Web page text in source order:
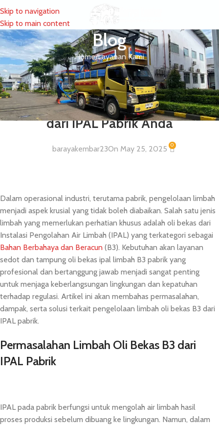
Skip to navigation
Skip to main content
MENU
Blog
Home Layanan Kami
LAYANAN KAMI
Layanan Jasa dan Solusi Efektif
Penanganan Limbah Oli Bekas B3
dari IPAL Pabrik Anda
barayakembar23On May 25, 2025 0
Dalam operasional industri, terutama pabrik, pengelolaan limbah
menjadi aspek krusial yang tidak boleh diabaikan. Salah satu jenis
limbah yang memerlukan perhatian khusus adalah oli bekas dari
Instalasi Pengolahan Air Limbah (IPAL) yang terkategori sebagai
Bahan Berbahaya dan Beracun (B3). Kebutuhan akan layanan
sedot dan tampung oli bekas ipal limbah B3 pabrik yang
profesional dan bertanggung jawab menjadi sangat penting
untuk menjaga keberlangsungan lingkungan dan kepatuhan
terhadap regulasi. Artikel ini akan membahas permasalahan,
dampak, serta solusi terkait pengelolaan limbah oli bekas B3 dari
IPAL pabrik.
Permasalahan Limbah Oli Bekas B3 dari
IPAL Pabrik
IPAL pada pabrik berfungsi untuk mengolah air limbah hasil
proses produksi sebelum dibuang ke lingkungan. Namun, dalam